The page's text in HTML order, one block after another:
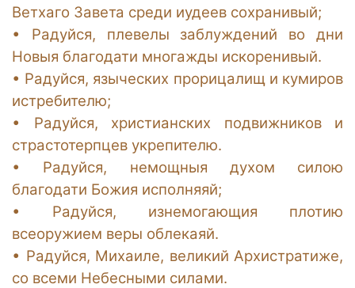
Ветхаго Завета среди иудеев сохранивый;
•
Радуйся, плевелы заблуждений во дни
Новыя благодати многажды искоренивый.
• Радуйся, языческих прорицалищ и кумиров
истребителю;
•
Радуйся, христианских подвижников и
страстотерпцев укрепителю.
•
Радуйся, немощныя духом силою
благодати Божия исполняяй;
•
Радуйся, изнемогающия плотию
всеоружием веры облекаяй.
• Радуйся, Михаиле, великий Архистратиже,
со всеми Небесными силами.